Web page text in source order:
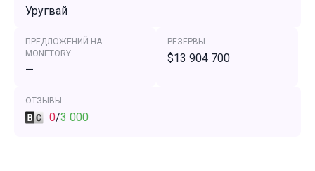
Уругвай
ПРЕДЛОЖЕНИЙ НА
MONETORY
—
РЕЗЕРВЫ
$13 904 700
ОТЗЫВЫ
0/3 000